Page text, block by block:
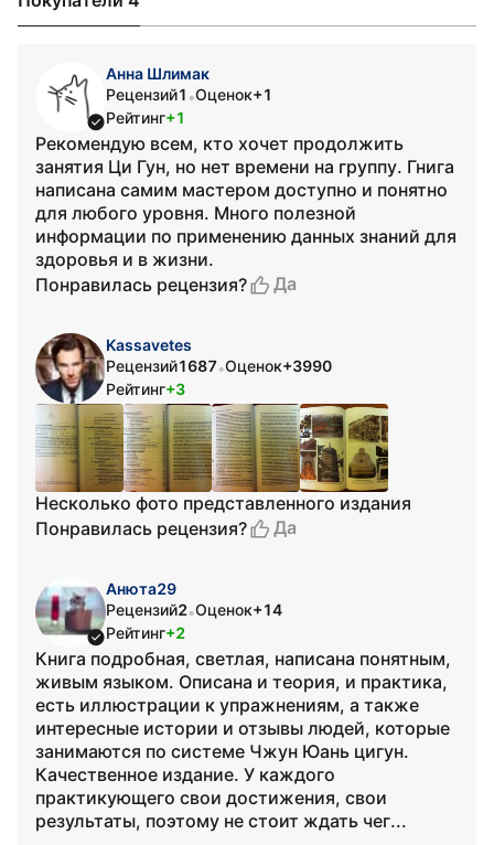
Анна Шлимак
Рецензий1 •Оценок+1
Рейтинг+1
Рекомендую всем, кто хочет продолжить
занятия Ци Гун, но нет времени на группу. Гнига
написана самим мастером доступно и понятно
для любого уровня. Много полезной
информации по применению данных знаний для
здоровья и в жизни.
Понравилась рецензия?
Да
Kassavetes
Рецензий1687•Оценок+3990
Рейтинг+3
Несколько фото представленного издания
Понравилась рецензия?
Да
Анюта29
Рецензий2•Оценок+14
Рейтинг+2
Книга подробная, светлая, написана понятным,
живым языком. Описана и теория, и практика,
есть иллюстрации к упражнениям, а также
интересные истории и отзывы людей, которые
занимаются по системе Чжун Юань цигун.
Качественное издание. У каждого
практикующего свои достижения, свои
результаты, поэтому не стоит ждать чег...